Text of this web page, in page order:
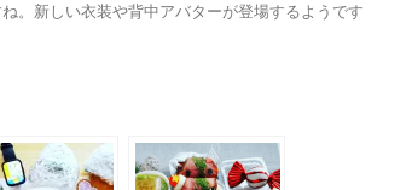
。新しい衣装や背中アバターが登場するようです